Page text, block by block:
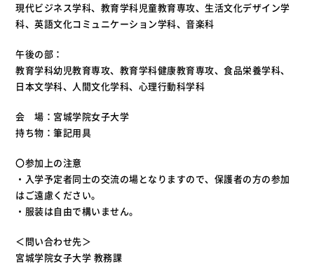
現代ビジネス学科、教育学科児童教育専攻、生活文化デザイン学
科、英語文化コミュニケーション学科、音楽科
午後の部：
教育学科幼児教育専攻、教育学科健康教育専攻、食品栄養学科、
日本文学科、人間文化学科、心理行動科学科
会 場：宮城学院女子大学
持ち物：筆記用具
〇参加上の注意
・入学予定者同士の交流の場となりますので、保護者の方の参加
はご遠慮ください。
・服装は自由で構いません。
＜問い合わせ先＞
宮城学院女子大学 教務課